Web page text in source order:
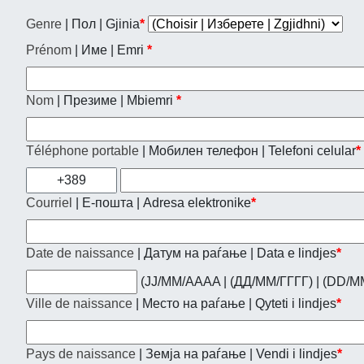
Genre | Пол | Gjinia*
Prénom
| Име | Emri *
Nom | Презиме | Mbiemri *
Téléphone portable | Мобилен телефон | Telefoni celular*
+389
Courriel
| Е-пошта | Adresa elektronike*
Date de naissance | Датум на раѓање | Data e lindjes*
(JJ/MM/AAAA | (ДД/ММ/ГГГГ) | (DD/
Ville de naissance | Место на раѓање | Qyteti i lindjes*
Pays de naissance | Земја на раѓање | Vendi i lindjes*